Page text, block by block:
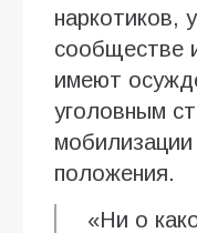
наркотиков,
сообществе
имеют
уголовным
положения.
«Ни о